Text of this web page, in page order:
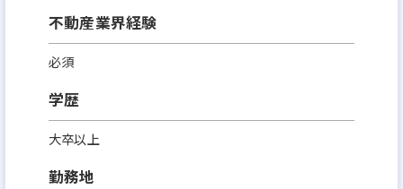
不動産業界経験
必須
学歴
大卒以上
勤務地